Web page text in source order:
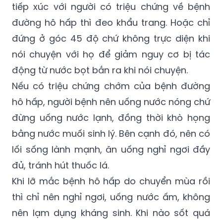
tiếp xúc với người có triệu chứng về bệnh
đường hô hấp thì đeo khẩu trang. Hoặc chỉ
đứng ở góc 45 độ chứ không trực diện khi
nói chuyện với họ để giảm nguy cơ bị tác
động từ nước bọt bắn ra khi nói chuyện.
Nếu có triệu chứng chớm của bệnh đường
hô hấp, người bệnh nên uống nước nóng chứ
đừng uống nước lạnh, đồng thời khò họng
bằng nước muối sinh lý. Bên cạnh đó, nên có
lối sống lành mạnh, ăn uống nghỉ ngơi đầy
đủ, tránh hút thuốc lá.
Khi lỡ mắc bệnh hô hấp do chuyển mùa rồi
thì chỉ nên nghỉ ngơi, uống nước ấm, không
nên lạm dụng kháng sinh. Khi nào sốt quá